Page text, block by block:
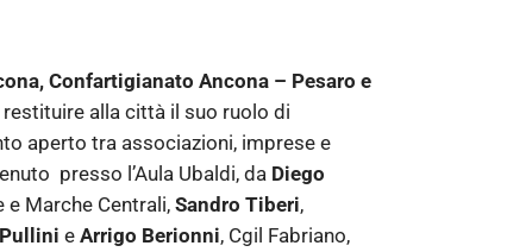
Confartigianato Ancona – Pesaro e
alla città il suo ruolo di
aperto tra associazioni, imprese e
presso l’Aula Ubaldi, da Diego
Marche Centrali, Sandro Tiberi,
e Arrigo Berionni, Cgil Fabriano,